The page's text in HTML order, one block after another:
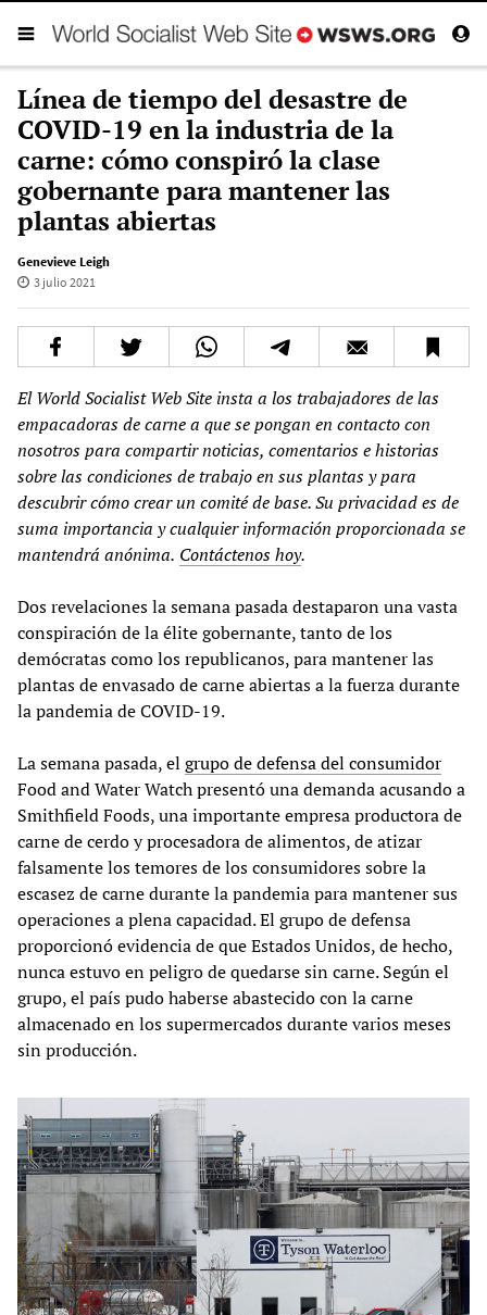
Línea de tiempo del desastre de
COVID-19 en la industria de la
carne: cómo conspiró la clase
gobernante para mantener las
plantas abiertas
Genevieve Leigh
3 julio 2021
El World Socialist Web Site insta a los trabajadores de las
empacadoras de carne a que se pongan en contacto con
nosotros para compartir noticias, comentarios e historias
sobre las condiciones de trabajo en susplantasy para
descubrircómo crear un comité de base. Su privacidad esde
suma importancia y cualquier información proporcionada se
mantendrá anónima. Contáctenos hoy.
Dos revelaciones la semana pasada destaparon una vasta
conspiración de la élite gobernante, tanto de los
demócratas como los republicanos, para mantener las
plantas de envasado de carne abiertas a la fuerza durante
la pandemia de COVID-19.
La semana pasada, el grupo de defensa del consumidor
Food and Water Watch presentó una demanda acusando a
Smithfield Foods, una importante empresa productora de
carne de cerdo y procesadora de alimentos, de atizar
falsamente los temores de los consumidores sobre la
escasez de carne durante la pandemia para mantener sus
operaciones a plena capacidad. El grupo de defensa
proporcionó evidencia de que Estados Unidos, de hecho,
nunca estuvo en peligro de quedarse sin carne. Según el
grupo, el país pudo haberse abastecido con la carne
almacenado en los supermercados durante varios meses
sin producción.